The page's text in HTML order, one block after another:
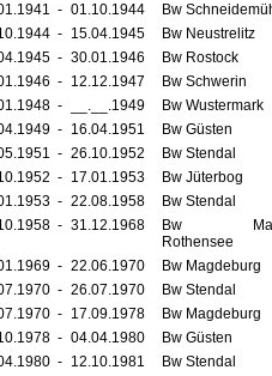
- 01.10.1944
Bw
- 15.04.1945
Bw Neustrelitz
- 30.01.1946
Bw Rostock
- 12.12.1947
Bw Schwerin
- __.__.1949
Bw Wustermark
- 16.04.1951
Bw Güsten
- 26.10.1952
Bw Stendal
- 17.01.1953
Bw Jüterbog
- 22.08.1958
Bw Stendal
- 31.12.1968
Bw
Rothensee
- 22.06.1970
Bw Magdeburg
- 26.07.1970
Bw Stendal
- 17.09.1978
Bw Magdeburg
- 04.04.1980
Bw Güsten
- 12.10.1981
Bw Stendal